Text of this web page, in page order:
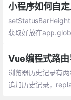
定位
小程序如何自
setStatusBarHeight
获取好放在
xed定位脱离文档流
Vue编程式路
浏览器历史记录有
追加历史记录，